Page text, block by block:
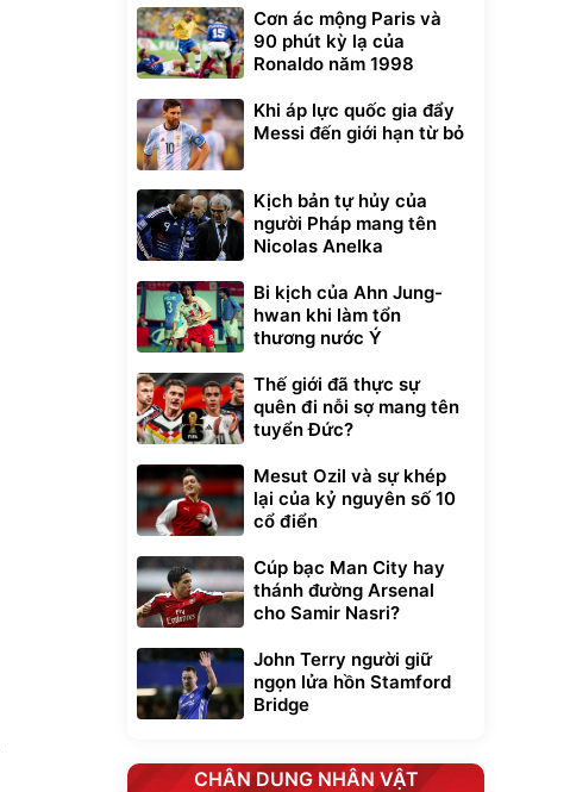
Cơn ác mộng Paris và
90 phút kỳ lạ của
Ronaldo năm 1998
Khi áp lực quốc gia đẩy
Messi đến giới hạn từ bỏ
Kịch bản tự hủy của
người Pháp mang tên
Nicolas Anelka
Bi kịch của Ahn Jung-
hwan khi làm tổn
thương nước Ý
Thế giới đã thực sự
quên đi nỗi sợ mang tên
tuyển Đức?
Mesut Ozil và sự khép
lại của kỷ nguyên số 10
cổ điển
Cúp bạc Man City hay
thánh đường Arsenal
cho Samir Nasri?
John Terry người giữ
ngọn lửa hồn Stamford
Bridge
CHÂN DUNG NHÂN VẬT